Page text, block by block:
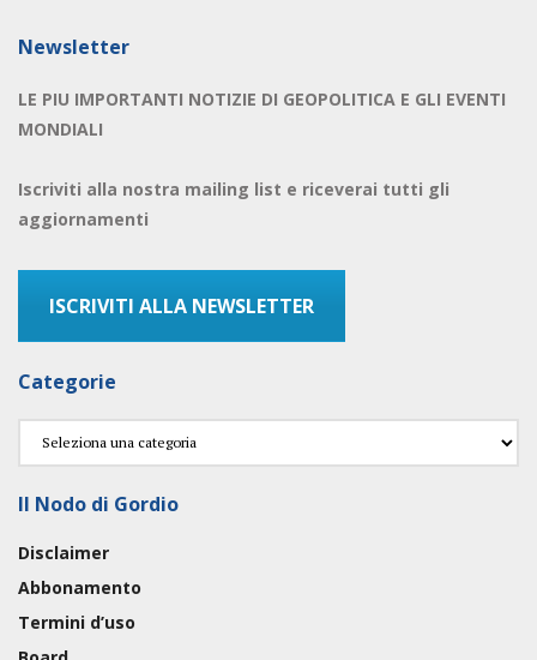
Newsletter
LE PIU IMPORTANTI NOTIZIE DI GEOPOLITICA E GLI EVENTI
MONDIALI
Iscriviti alla nostra mailing list e riceverai tutti gli
aggiornamenti
ISCRIVITI ALLA NEWSLETTER
Categorie
Categorie
Il Nodo di Gordio
Disclaimer
Abbonamento
Termini d’uso